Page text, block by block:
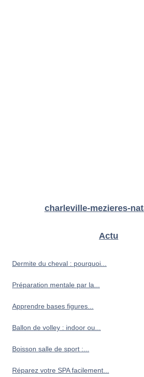
charleville-mezieres-
Actu
Dermite du cheval : pourquoi...
Préparation mentale par la...
Apprendre bases figures...
Ballon de volley : indoor ou...
Boisson salle de sport :...
Réparez votre SPA facilement...